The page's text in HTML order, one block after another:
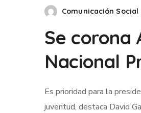
Comunicación Social
Se corona
Nacional
Es prioridad para la
juventud, destaca David